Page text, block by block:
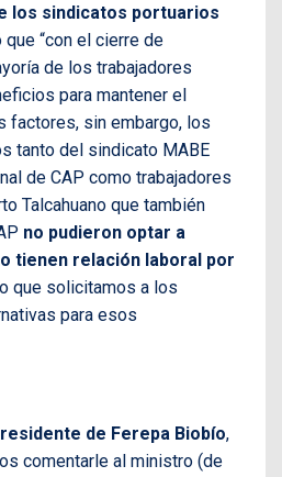
los sindicatos portuarios
que “con el cierre de
de los trabajadores
para mantener el
factores, sin embargo, los
tanto del sindicato MABE
de CAP como trabajadores
Talcahuano que también
no pudieron optar a
tienen relación laboral por
que solicitamos a los
para esos
de Ferepa Biobío,
comentarle al ministro (de